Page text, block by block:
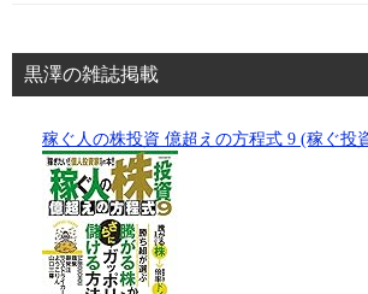
黒澤の雑誌掲載
稼ぐ人の株投資 億超えの方程式 9 (稼ぐ投